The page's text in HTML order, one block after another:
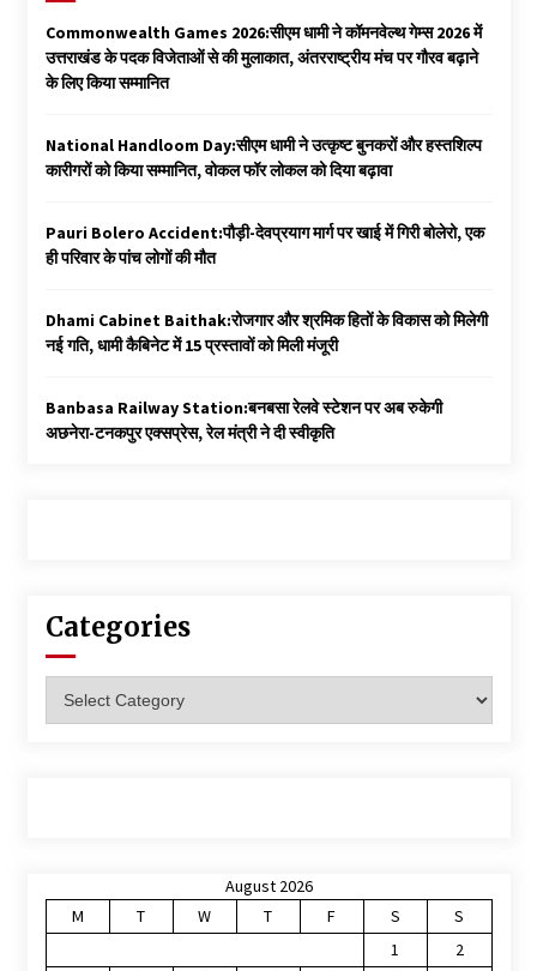
Commonwealth Games 2026:सीएम धामी ने कॉमनवेल्थ गेम्स 2026 में
उत्तराखंड के पदक विजेताओं से की मुलाकात, अंतरराष्ट्रीय मंच पर गौरव बढ़ाने
के लिए किया सम्मानित
National Handloom Day:सीएम धामी ने उत्कृष्ट बुनकरों और हस्तशिल्प
कारीगरों को किया सम्मानित, वोकल फॉर लोकल को दिया बढ़ावा
Pauri Bolero Accident:पौड़ी-देवप्रयाग मार्ग पर खाई में गिरी बोलेरो, एक
ही परिवार के पांच लोगों की मौत
Dhami Cabinet Baithak:रोजगार और श्रमिक हितों के विकास को मिलेगी
नई गति, धामी कैबिनेट में 15 प्रस्तावों को मिली मंजूरी
Banbasa Railway Station:बनबसा रेलवे स्टेशन पर अब रुकेगी
अछनेरा-टनकपुर एक्सप्रेस, रेल मंत्री ने दी स्वीकृति
Categories
August 2026
M
T W T F S
S
1
2